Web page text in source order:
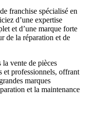
franchise spécialisé en
d’une expertise
et d’une marque forte
de la réparation et de
vente de pièces
et professionnels, offrant
marques
et la maintenance